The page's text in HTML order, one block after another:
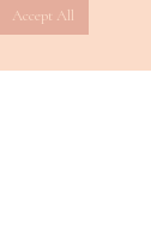
Accept All